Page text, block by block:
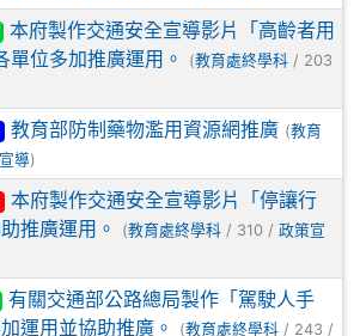
本府製作交通安全宣導影片「高齡者用
單位多加推廣運用。
(教育處終學科 / 203
教育部防制藥物濫用資源網推廣 (教育
導)
本府製作交通安全宣導影片「停讓行
推廣運用。
(教育處終學科 / 310 / 政策宣
有關交通部公路總局製作「駕駛人手
運用並協助推廣。
(教育處終學科 / 243 /